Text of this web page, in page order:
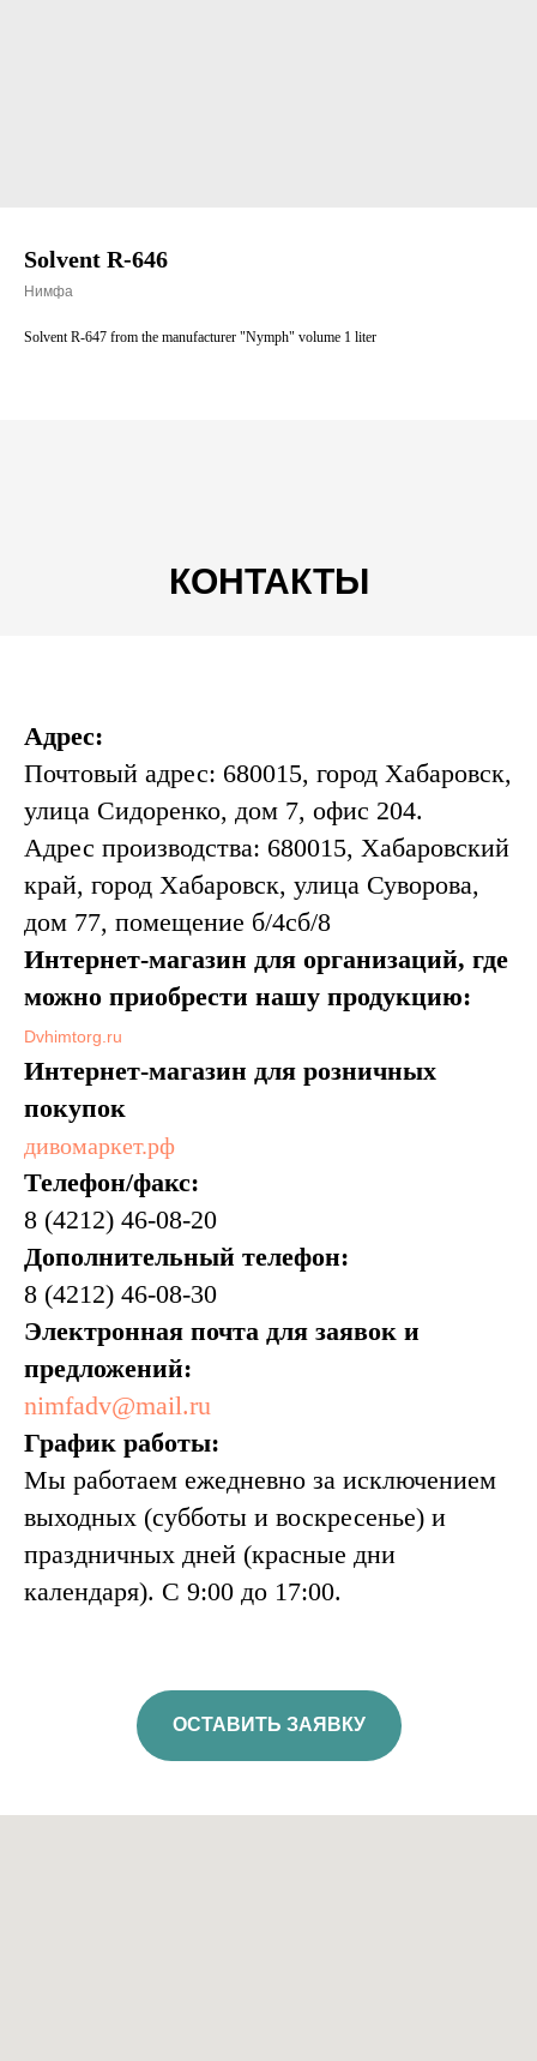
Solvent R-646
Нимфа
Solvent R-647 from the manufacturer "Nymph" volume 1 liter
КОНТАКТЫ
Адрес:
Почтовый адрес: 680015, город Хабаровск,
улица Сидоренко, дом 7, офис 204.
Адрес производства: 680015, Хабаровский
край, город Хабаровск, улица Суворова,
дом 77, помещение б/4сб/8
Интернет-магазин для организаций, где
можно приобрести нашу продукцию:
Dvhimtorg.ru
Интернет-магазин для розничных
покупок
дивомаркет.рф
Телефон/факс:
8 (4212) 46-08-20
Дополнительный телефон:
8 (4212) 46-08-30
Электронная почта для заявок и
предложений:
nimfadv@mail.ru
График работы:
Мы работаем ежедневно за исключением
выходных (субботы и воскресенье) и
праздничных дней (красные дни
календаря). C 9:00 до 17:00.
ОСТАВИТЬ ЗАЯВКУ